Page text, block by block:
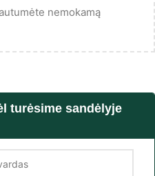
nemokamą
turėsime sandėlyje